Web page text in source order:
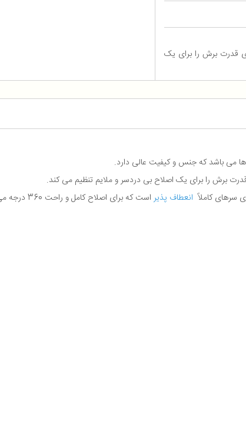
خواند. این فناوری قدرت برش را برای یک
سرهای کاملاً انعطاف پذیر است که برای اصلاح کامل و راحت 360 درجه می چرخد.